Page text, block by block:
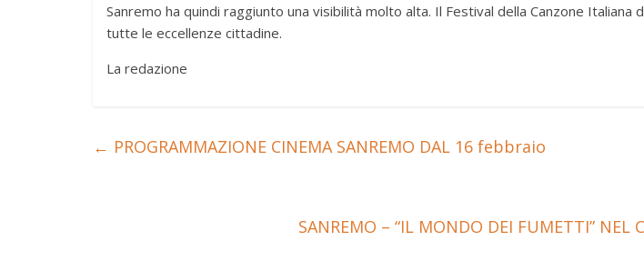
Sanremo ha quindi raggiunto una visibilità molto alta. Il Festival della Canzone Italiana
tutte le eccellenze cittadine.
La redazione
← PROGRAMMAZIONE CINEMA SANREMO DAL 16 febbraio
SANREMO – “IL MONDO DEI FUMETTI” NEL